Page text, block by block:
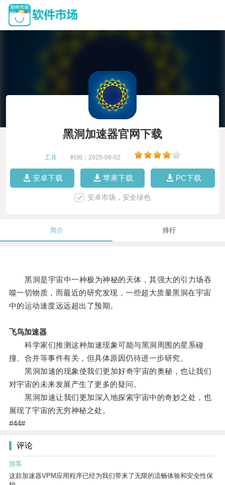
黑洞加速器官网下载
工具 时间：2025-09-02
安卓下载 苹果下载 PC下载
安卓市场，安全绿色
简介 排行
黑洞是宇宙中一种极为神秘的天体，其强大的引力场吞
噬一切物质，而最近的研究发现，一些超大质量黑洞在宇宙
中的运动速度远远超出了预期。
飞鸟加速器
科学家们推测这种加速现象可能与黑洞周围的星系碰
撞、合并等事件有关，但具体原因仍待进一步研究。
黑洞加速的现象使我们更加好奇宇宙的奥秘，也让我们
对宇宙的未来发展产生了更多的疑问。
黑洞加速让我们更加深入地探索宇宙中的奇妙之处，也
展现了宇宙的无穷神秘之处。
#44#
评论
游客
这款加速器VPM应用程序已经为我们带来了无限的流畅体验和安全性保